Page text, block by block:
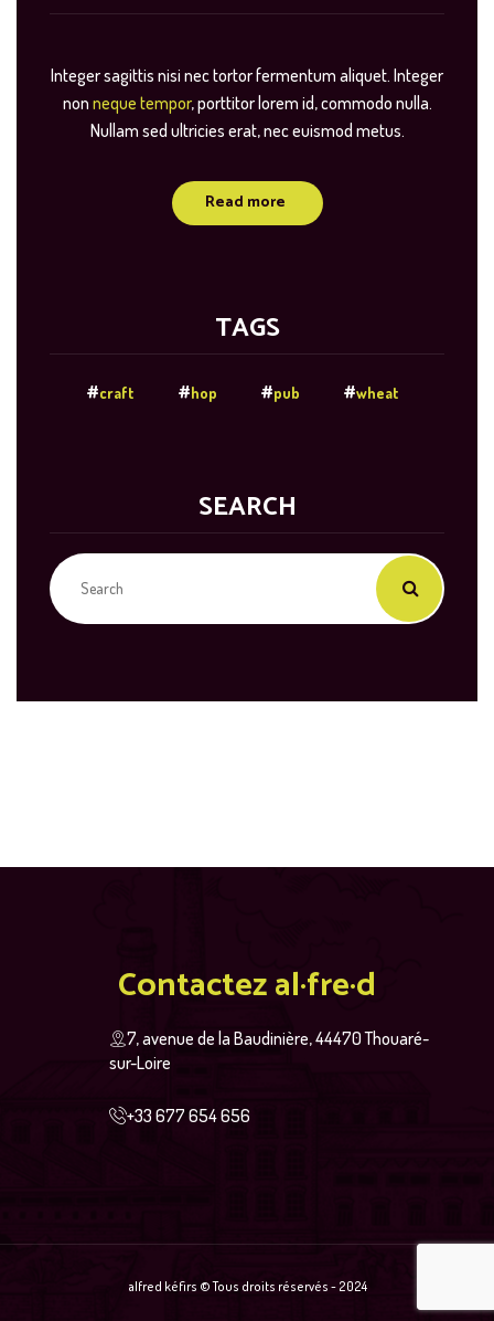
Integer sagittis nisi nec tortor fermentum aliquet. Integer
non neque tempor, porttitor lorem id, commodo nulla.
Nullam sed ultricies erat, nec euismod metus.
Read more
TAGS
craft hop pub wheat
SEARCH
Contactez al·fre·d
7, avenue de la Baudinière, 44470 Thouaré-
sur-Loire
+33 677 654 656
alfred kéfirs © Tous droits réservés - 2024